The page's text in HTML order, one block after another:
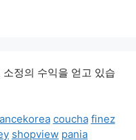
정의 수익을 얻고 있습
coucha finez
shopview pania